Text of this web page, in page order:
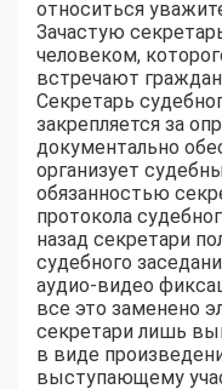
относиться
Зачастую
человеком,
встречают
Секретарь
закрепляется за
документально
организует
обязанностью
протокола
назад секретари
судебного
аудио-видео
все это заменено
секретари лишь
в виде
выступающему